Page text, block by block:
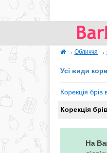
→ Обличчя →
Усі види
Корекція брів
Корекція
На